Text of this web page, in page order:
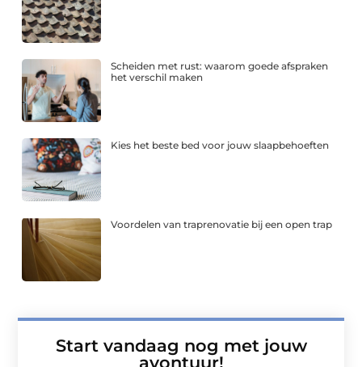
Scheiden met rust: waarom goede afspraken
het verschil maken
Kies het beste bed voor jouw slaapbehoeften
Voordelen van traprenovatie bij een open trap
Start vandaag nog met jouw
avontuur!